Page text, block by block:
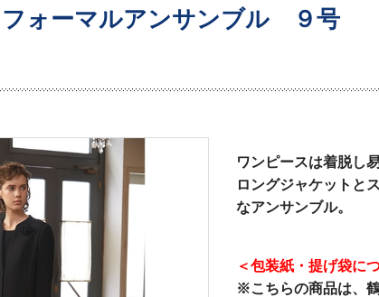
ォーマルアンサンブル ９号
ワンピースは着脱し
ロングジャケットと
なアンサンブル。
＜包装紙・提げ袋に
※こちらの商品は、